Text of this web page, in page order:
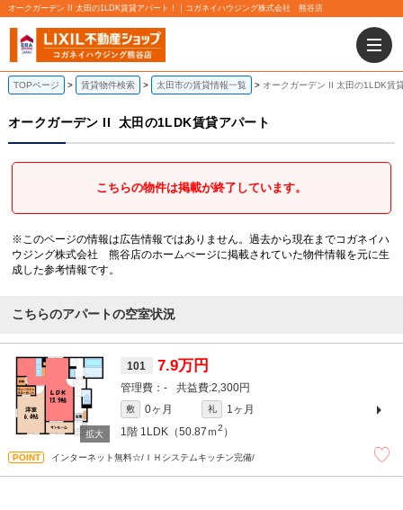
オークガーデン II 太田の1LDK賃貸アパート！｜コガネイハウジング株式会社 熊谷店
TOPページ 賃貸物件検索 太田市の賃貸情報一覧 オークガーデン II 太田の1LDK賃
オークガーデン II 太田の1LDK賃貸アパート
こちらの物件は掲載が終了しています。
※このページの情報は広告情報ではありません。過去から現在までコガネイハ
ウジング株式会社 熊谷店のホームぺージに掲載されていた物件情報を元に生
成した参考情報です。
こちらのアパートの空室状況
101 7.9万円
- 2,300円
敷 0ヶ月 礼
1ヶ月
1階 1LDK（50.87ｍ2 ）
インターネット無料☆/ＩＨシステムキッチン完備/